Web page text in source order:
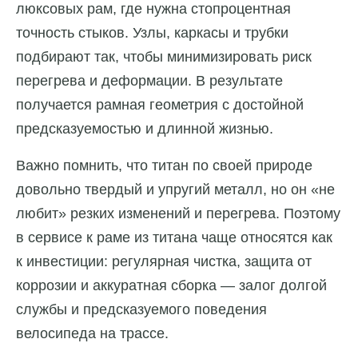
люксовых рам, где нужна стопроцентная
точность стыков. Узлы, каркасы и трубки
подбирают так, чтобы минимизировать риск
перегрева и деформации. В результате
получается рамная геометрия с достойной
предсказуемостью и длинной жизнью.
Важно помнить, что титан по своей природе
довольно твердый и упругий металл, но он «не
любит» резких изменений и перегрева. Поэтому
в сервисе к раме из титана чаще относятся как
к инвестиции: регулярная чистка, защита от
коррозии и аккуратная сборка — залог долгой
службы и предсказуемого поведения
велосипеда на трассе.